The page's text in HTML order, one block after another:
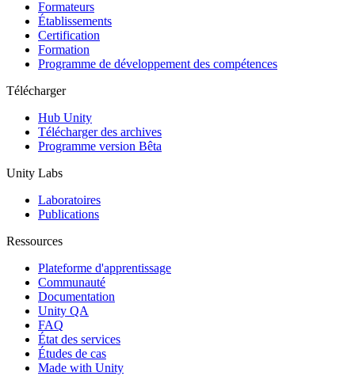
Jeux XR
Lancez des jeux XR sur plusieurs plateformes
Jeux multijoueur
Simplifiez le développement de jeux multijoueurs
Formateurs
Établissements
Certification
Formation
Programme de développement des compétences
Télécharger
Hub Unity
Télécharger des archives
Programme version Bêta
Unity Labs
Laboratoires
Publications
Ressources
Plateforme d'apprentissage
Communauté
Documentation
Unity QA
FAQ
État des services
Études de cas
Made with Unity